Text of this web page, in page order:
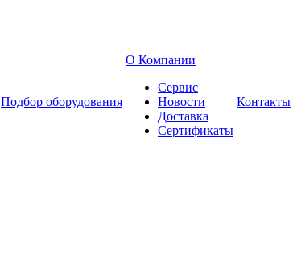
Подбор оборудования
О Компании
Сервис
Новости
Доставка
Сертификаты
Контакты